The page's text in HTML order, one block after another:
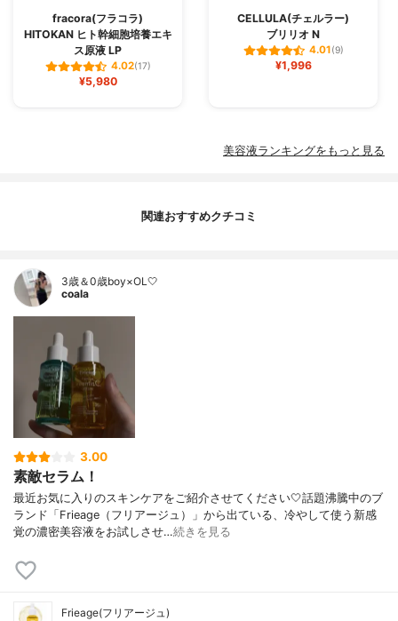
fracora(フラコラ)
HITOKAN ヒト幹細胞培養エキ
ス原液 LP
4.02(17)
¥5,980
CELLULA(チェルラー)
ブリリオ N
4.01(9)
¥1,996
美容液ランキングをもっと見る
関連おすすめクチコミ
3歳＆0歳boy×OL🤍
coala
3.00
素敵セラム！
最近お気に入りのスキンケアをご紹介させてください🤍話題沸騰中のブ
ランド「Frieage（フリアージュ）」から出ている、冷やして使う新感
覚の濃密美容液をお試しさせ…続きを見る
Frieage(フリアージュ)